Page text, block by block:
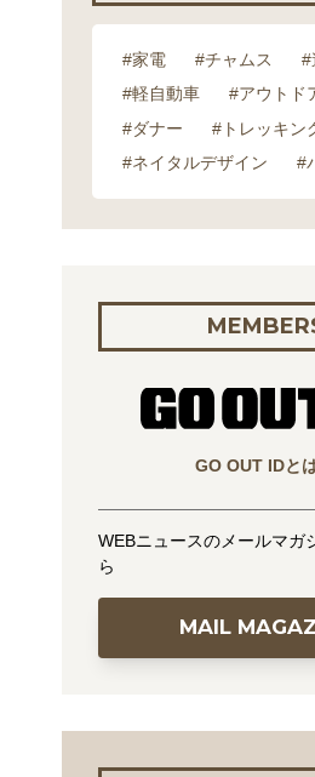
#家電 #チャムス
#
#軽自動車
#アウトド
#ダナー
#トレッキン
#ネイタルデザイン
#
GO OUT IDと
WEBニュースのメールマガ
ら
MAIL